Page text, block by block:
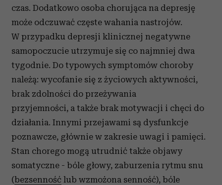
czas. Dodatkowo osoba chorująca na depresję
może odczuwać częste wahania nastrojów.
W przypadku depresji klinicznej negatywne
samopoczucie utrzymuje się co najmniej dwa
tygodnie. Do typowych symptomów choroby
należą: wycofanie się z życiowych aktywności,
brak zdolności do przeżywania
przyjemności, a także brak motywacji i chęci do
działania. Innymi przejawami są dysfunkcje
poznawcze, głównie w zakresie uwagi i pamięci.
Stan chorego mogą utrudnić także objawy
somatyczne - bóle głowy, zaburzenia rytmu snu
(bezsenność lub wzmożona senność), bóle